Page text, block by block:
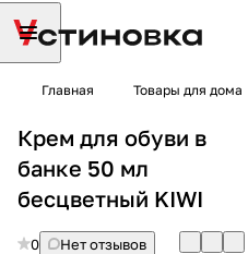
Главная Товары для дома
Крем для обуви в
банке 50 мл
бесцветный KIWI
0 Нет отзывов